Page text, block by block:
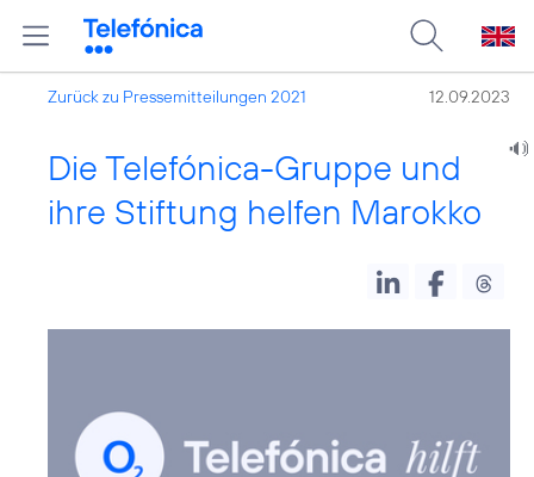
Zurück zu Pressemitteilungen 2021 12.09.2023
Die Telefónica-Gruppe und
ihre Stiftung helfen Marokko